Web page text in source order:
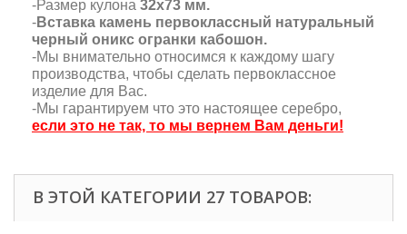
-Размер кулона 32х73 мм.
-Вставка камень первоклассный натуральный
черный оникс огранки кабошон.
-Мы внимательно относимся к каждому шагу
производства, чтобы сделать первоклассное
изделие для Вас.
-Мы гарантируем что это настоящее серебро,
если это не так, то мы вернем Вам деньги!
В ЭТОЙ КАТЕГОРИИ 27 ТОВАРОВ: